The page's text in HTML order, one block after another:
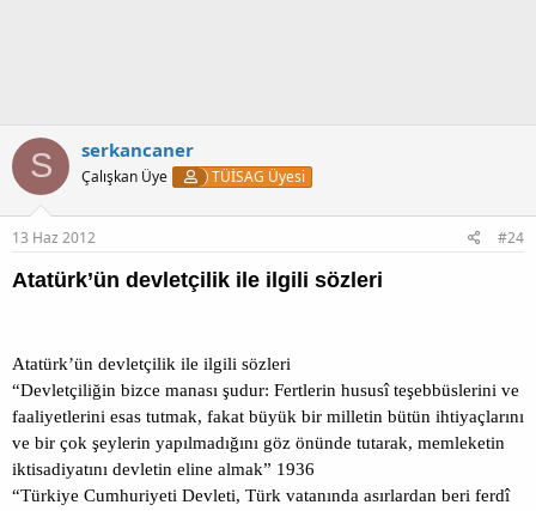
S serkancaner
Çalışkan Üye TÜİSAG Üyesi
13 Haz 2012 #24
Atatürk’ün devletçilik ile ilgili sözleri
Atatürk’ün devletçilik ile ilgili sözleri
“Devletçiliğin bizce manası şudur: Fertlerin hususî teşebbüslerini ve
faaliyetlerini esas tutmak, fakat büyük bir milletin bütün ihtiyaçlarını
ve bir çok şeylerin yapılmadığını göz önünde tutarak, memleketin
iktisadiyatını devletin eline almak” 1936
“Türkiye Cumhuriyeti Devleti, Türk vatanında asırlardan beri ferdî